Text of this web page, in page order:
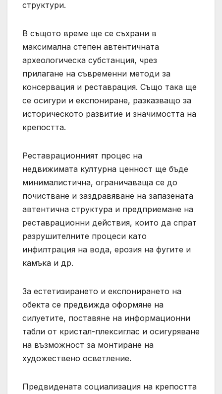
структури.
В същото време ще се съхрани в
максимална степен автентичната
археологическа субстанция, чрез
прилагане на съвременни методи за
консервация и реставрация. Също така ще
се осигури и експониране, разказващо за
историческото развитие и значимостта на
крепостта.
Реставрационният процес на
недвижимата културна ценност ще бъде
минималистична, ограничаваща се до
почистване и заздравяване на запазената
автентична структура и предприемане на
реставрационни действия, които да спрат
разрушителните процеси като
инфилтрация на вода, ерозия на фугите и
камъка и др.
За естетизирането и експонирането на
обекта се предвижда оформяне на
силуетите, поставяне на информационни
табли от кристал-плексиглас и осигуряване
на възможност за монтиране на
художествено осветление.
Предвидената социализация на крепостта